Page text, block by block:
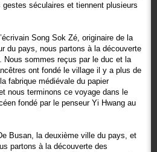
séculaires et tiennent plusieurs
Song Sok Zé, originaire de la
du pays, nous partons à la découverte
Nous sommes reçus par le duc et la
ont fondé le village il y a plus de
fabrique médiévale du papier
nous terminons ce voyage dans le
fondé par le penseur Yi Hwang au
Busan, la deuxième ville du pays, et
partons à la découverte des